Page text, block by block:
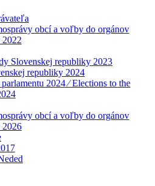
obcí a voľby do orgánov
2022
Slovenskej republiky 2023
republiky 2024
2024 ⁄ Elections to the
obcí a voľby do orgánov
2026